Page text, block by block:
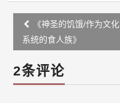
Post
navigation
《神圣的饥饿/作为文化
系统的食人族》
2条评论